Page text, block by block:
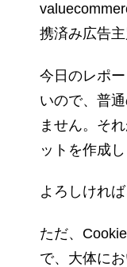
携済み広告主
今日のレポ
いので、普
ません。そ
ットを作成し
よろしけれ
ただ、
で、大体に